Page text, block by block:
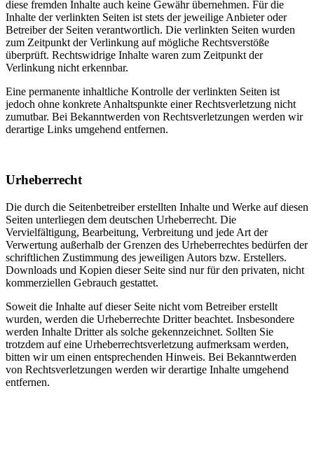
diese fremden Inhalte auch keine Gewähr übernehmen. Für die
Inhalte der verlinkten Seiten ist stets der jeweilige Anbieter oder
Betreiber der Seiten verantwortlich. Die verlinkten Seiten wurden
zum Zeitpunkt der Verlinkung auf mögliche Rechtsverstöße
überprüft. Rechtswidrige Inhalte waren zum Zeitpunkt der
Verlinkung nicht erkennbar.
Eine permanente inhaltliche Kontrolle der verlinkten Seiten ist
jedoch ohne konkrete Anhaltspunkte einer Rechtsverletzung nicht
zumutbar. Bei Bekanntwerden von Rechtsverletzungen werden wir
derartige Links umgehend entfernen.
Urheberrecht
Die durch die Seitenbetreiber erstellten Inhalte und Werke auf diesen
Seiten unterliegen dem deutschen Urheberrecht. Die
Vervielfältigung, Bearbeitung, Verbreitung und jede Art der
Verwertung außerhalb der Grenzen des Urheberrechtes bedürfen der
schriftlichen Zustimmung des jeweiligen Autors bzw. Erstellers.
Downloads und Kopien dieser Seite sind nur für den privaten, nicht
kommerziellen Gebrauch gestattet.
Soweit die Inhalte auf dieser Seite nicht vom Betreiber erstellt
wurden, werden die Urheberrechte Dritter beachtet. Insbesondere
werden Inhalte Dritter als solche gekennzeichnet. Sollten Sie
trotzdem auf eine Urheberrechtsverletzung aufmerksam werden,
bitten wir um einen entsprechenden Hinweis. Bei Bekanntwerden
von Rechtsverletzungen werden wir derartige Inhalte umgehend
entfernen.